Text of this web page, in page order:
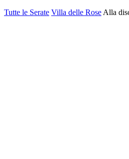
Tutte le Serate Villa delle Rose Alla